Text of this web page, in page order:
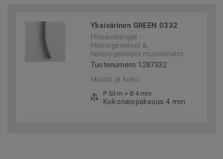
Yksivärinen GREEN 0332
Hitsauslangat -
Homogeeniset &
heterogeeniset muovimatot
Tuotenumero 1287332
Muoto ja koko
P 50 m × Ø 4 mm
Kokonaispaksuus 4 mm